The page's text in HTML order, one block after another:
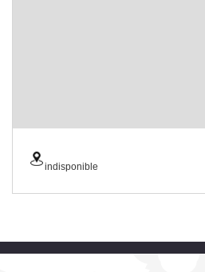
indisponible